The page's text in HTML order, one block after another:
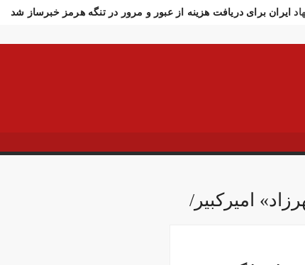
ایران برای دریافت هزینه از عبور و مرور در تنگه هرمز خبرساز شد
و غبار رقیق، پدیده غالب هوای کرمانشاه است
اخیر اینترنت برخی مردم قطع شد
امیرکبیر/